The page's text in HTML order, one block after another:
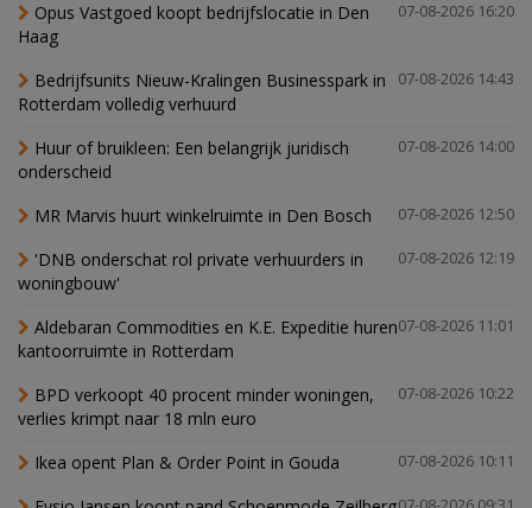
07-08-2026 16:20
Opus Vastgoed koopt bedrijfslocatie in Den
Haag
07-08-2026 14:43
Bedrijfsunits Nieuw-Kralingen Businesspark in
Rotterdam volledig verhuurd
07-08-2026 14:00
Huur of bruikleen: Een belangrijk juridisch
onderscheid
07-08-2026 12:50
MR Marvis huurt winkelruimte in Den Bosch
07-08-2026 12:19
'DNB onderschat rol private verhuurders in
woningbouw'
07-08-2026 11:01
Aldebaran Commodities en K.E. Expeditie huren
kantoorruimte in Rotterdam
07-08-2026 10:22
BPD verkoopt 40 procent minder woningen,
verlies krimpt naar 18 mln euro
07-08-2026 10:11
Ikea opent Plan & Order Point in Gouda